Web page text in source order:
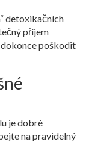
detoxikačních
příjem
poškodit
je dobré
na pravidelný